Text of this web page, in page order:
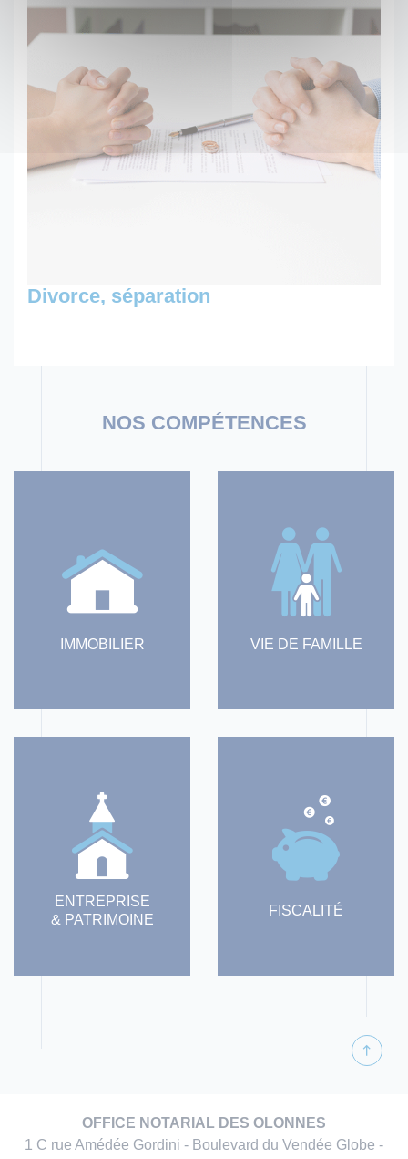
Divorce, séparation
IMMOBILIER VIE DE FAMILLE
ENTREPRISE
& PATRIMOINE
FISCALITÉ
OFFICE NOTARIAL DES OLONNES
1 C rue Amédée Gordini - Boulevard du Vendée Globe -